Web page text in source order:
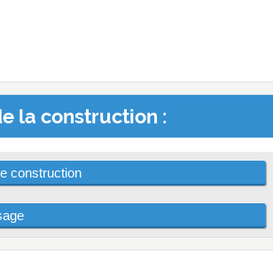
la construction :
construction